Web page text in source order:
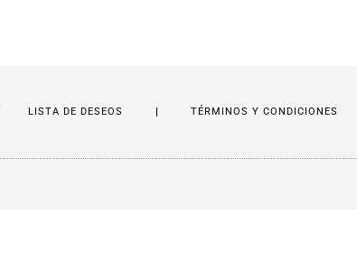
LISTA DE DESEOS TÉRMINOS Y CONDICIONES